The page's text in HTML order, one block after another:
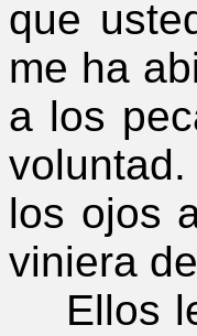
que
me ha
a los
los ojos
viniera
Ellos le